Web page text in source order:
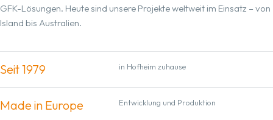
GFK-Lösungen. Heute sind unsere Projekte weltweit im Einsatz – von
Island bis Australien.
Seit 1979 in Hofheim zuhause
Made in Europe Entwicklung und Produktion